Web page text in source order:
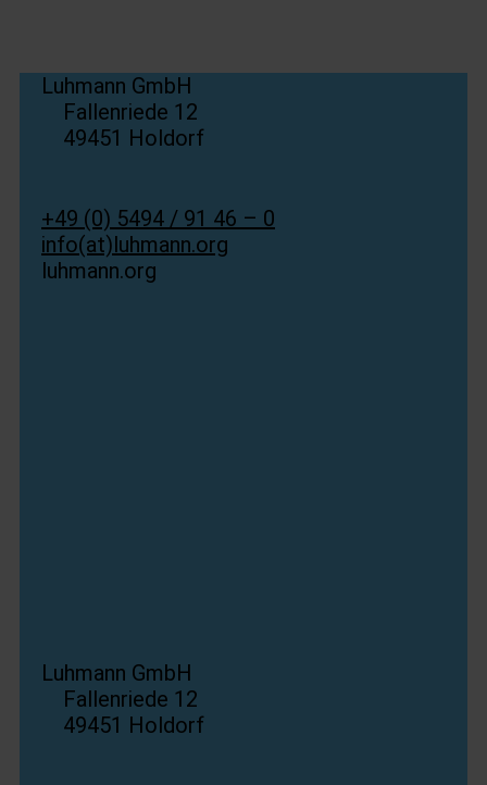
Luhmann GmbH
Fallenriede 12
49451 Holdorf
+49 (0) 5494 / 91 46 – 0
info(at)luhmann.org
luhmann.org
Luhmann GmbH
Fallenriede 12
49451 Holdorf